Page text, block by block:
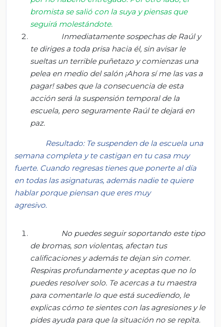
bromista se salió con la suya y piensas que
seguirá molestándote.
Inmediatamente sospechas de Raúl y
te diriges a toda prisa hacia él, sin avisar le
sueltas un terrible puñetazo y comienzas una
pelea en medio del salón¡Ahora sí me las vas a
pagar! sabes que la consecuencia de esta
acción será la suspensión temporal de la
escuela, pero seguramente Raúl te dejará en
paz.
Resultado: Te suspenden de la escuela una
semana completa y te castigan en tu casa muy
fuerte. Cuando regresas tienes que ponerte al día
en todas las asignaturas, además nadie te quiere
hablar porque piensan que eres muy
agresivo.
No puedes seguir soportando este tipo
de bromas, son violentas, afectan tus
calificaciones y además te dejan sin comer.
Respiras profundamente y aceptas que no lo
puedes resolver solo. Te acercas a tu maestra
para comentarle lo que está sucediendo, le
explicas cómo te sientes con las agresiones y le
pides ayuda para que la situación no se repita.